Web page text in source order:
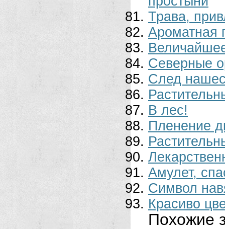
Трава,
Ароматная
Северные
След
В лес!
Пленение
Амулет,
Символ
Красиво
Похожие